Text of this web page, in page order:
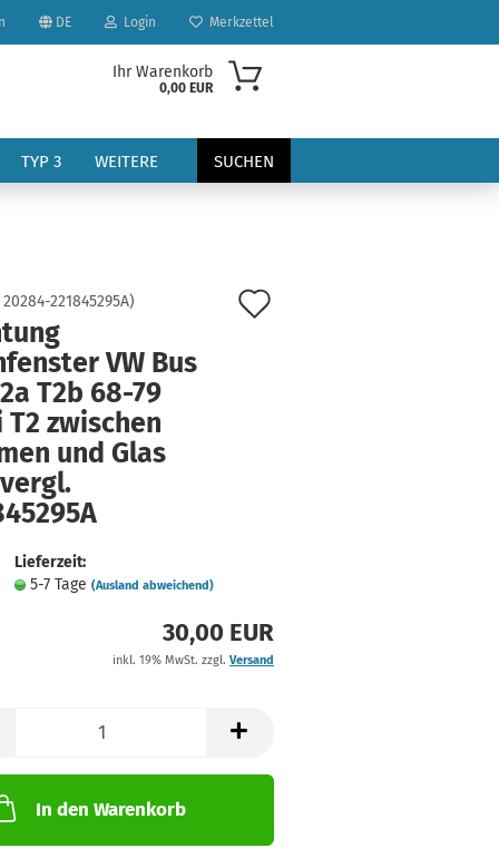
DE Login Merkzettel
Ihr Warenkorb
0,00 EUR
TYP 3 SUCHEN
WEITERE
20284-221845295A)
VW Bus
T2b 68-79
T2 zwischen
und Glas
Lieferzeit:
5-7 Tage (Ausland abweichend)
30,00 EUR
inkl. 19% MwSt. zzgl. Versand
In den Warenkorb